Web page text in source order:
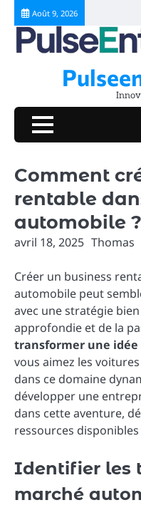
Skip
content
Août 9, 2026
Comment
rentable
automobile ?
avril 18, 2025 Thomas
Créer un business
automobile peut
avec une stratégie
approfondie et de la
transformer une
vous aimez les
dans ce domaine
développer une
dans cette aventure,
ressources
Identifier les
marché